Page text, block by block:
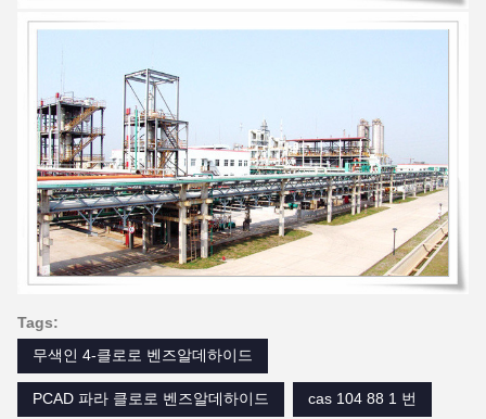
Tags:
무색인 4-클로로 벤즈알데하이드
PCAD 파라 클로로 벤즈알데하이드 cas 104 88 1 번